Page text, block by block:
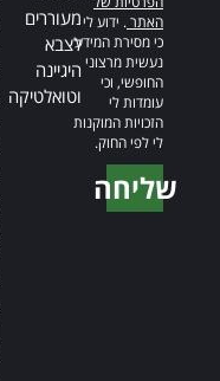
האתר. ידוע לי
כי מסירת המידע
נעשית מרצוני
החופשי, וכי
עומדות לי
הזכויות המוקנות
לי לפי החוק.
שליחה
מעוררים
לצבא
היגיינה
וטואלטיקה